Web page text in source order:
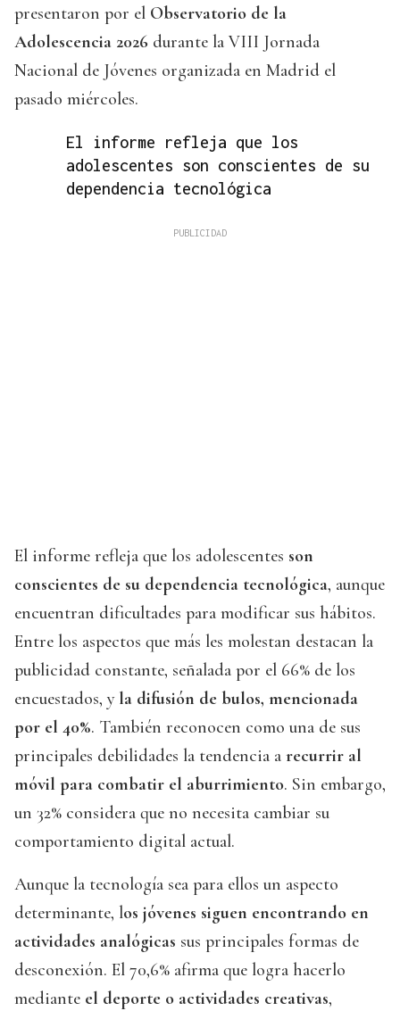
presentaron por el Observatorio de la
Adolescencia 2026 durante la VIII Jornada
Nacional de Jóvenes organizada en Madrid el
pasado miércoles.
El informe refleja que los
adolescentes son conscientes de su
dependencia tecnológica
El informe refleja que los adolescentes son
conscientes de su dependencia tecnológica, aunque
encuentran dificultades para modificar sus hábitos.
Entre los aspectos que más les molestan destacan la
publicidad constante, señalada por el 66% de los
encuestados, y la difusión de bulos, mencionada
por el 40%. También reconocen como una de sus
principales debilidades la tendencia a recurrir al
móvil para combatir el aburrimiento. Sin embargo,
un 32% considera que no necesita cambiar su
comportamiento digital actual.
Aunque la tecnología sea para ellos un aspecto
determinante, los jóvenes siguen encontrando en
actividades analógicas sus principales formas de
desconexión. El 70,6% afirma que logra hacerlo
mediante el deporte o actividades creativas,